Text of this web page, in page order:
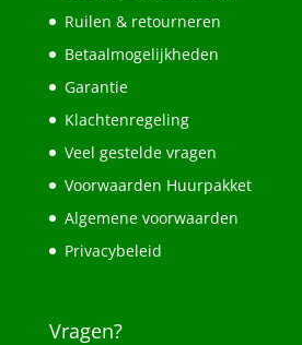
Ruilen & retourneren
Betaalmogelijkheden
Garantie
Klachtenregeling
Veel gestelde vragen
Voorwaarden Huurpakket
Algemene voorwaarden
Privacybeleid
Vragen?